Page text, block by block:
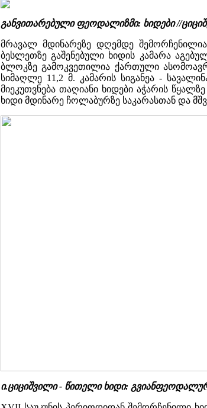
განვითარებული ფეოდალიზმი: ხიდები //
მრავალ მდინარეზე დღემდე
ბესლეთზე გაშენებული ხიდის კამარა
ბლოკზე გამოკვეთილია ქართული
სიმაღლე 11,2 მ. კამარის სიგანეა -
მიეკუთვნება თაღიანი ხიდები აჭარის
ხიდი მდინარე ჩოლაბურზე საკარასთან და
ი.ციციშვილი - წითელი ხიდი: